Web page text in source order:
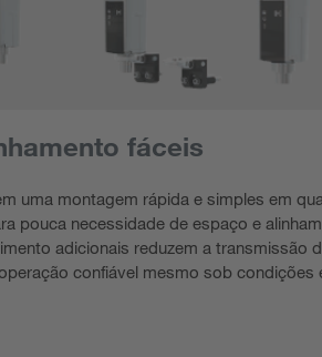
fáceis
uma montagem rápida e simples em
pouca necessidade de espaço e
adicionais reduzem a transmissão
confiável mesmo sob condições